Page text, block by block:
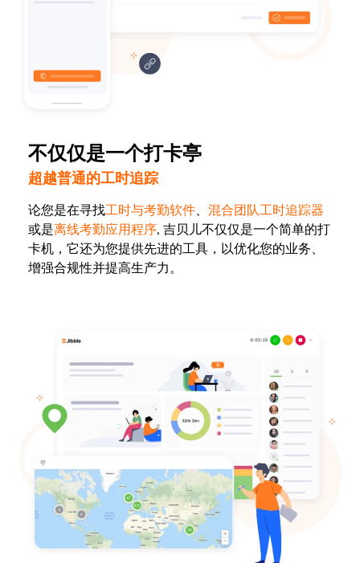
不仅仅是一个打卡亭
超越普通的工时追踪
论您是在寻找工时与考勤软件、 混合团队工时追踪器
或是离线考勤应用程序, 吉贝儿不仅仅是一个简单的打
卡机，它还为您提供先进的工具，以优化您的业务、
增强合规性并提高生产力。